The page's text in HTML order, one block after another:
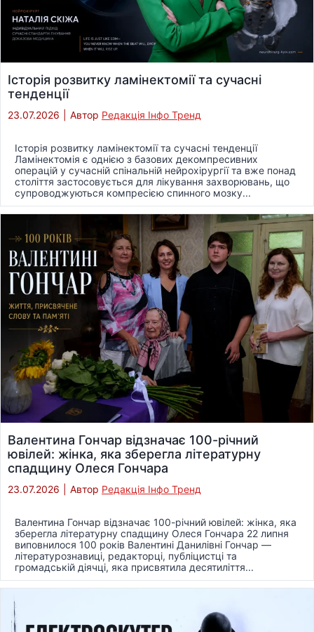
Історія розвитку ламінектомії та сучасні
тенденції
23.07.2026 Автор Редакція Інфо Тренд
Історія розвитку ламінектомії та сучасні тенденції
Ламінектомія є однією з базових декомпресивних
операцій у сучасній спінальній нейрохірургії та вже понад
століття застосовується для лікування захворювань, що
супроводжуються компресією спинного мозку...
Валентина Гончар відзначає 100-річний
ювілей: жінка, яка зберегла літературну
спадщину Олеся Гончара
23.07.2026 Автор Редакція Інфо Тренд
Валентина Гончар відзначає 100-річний ювілей: жінка, яка
зберегла літературну спадщину Олеся Гончара 22 липня
виповнилося 100 років Валентині Данилівні Гончар —
літературознавиці, редакторці, публіцистці та
громадській діячці, яка присвятила десятиліття...